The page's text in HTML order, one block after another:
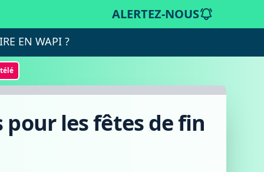
ALERTEZ-NOUS
EN WAPI ?
les fêtes de fin